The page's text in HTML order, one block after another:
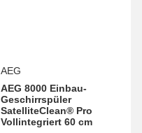
AEG
AEG 8000 Einbau-
Geschirrspüler
SatelliteClean® Pro
Vollintegriert 60 cm